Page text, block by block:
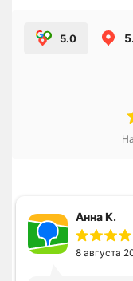
5.0
Анна К.
8 августа